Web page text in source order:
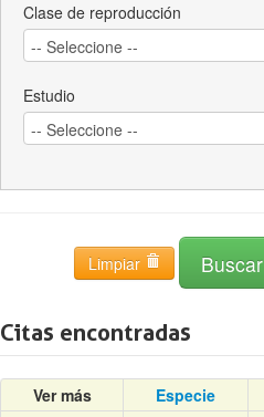
Clase de reproducción
Estudio
Limpiar Buscar
Citas encontradas
Ver más Especie